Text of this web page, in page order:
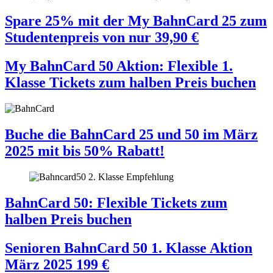
Spare 25% mit der My BahnCard 25 zum
Studentenpreis von nur 39,90 €
My BahnCard 50 Aktion: Flexible 1.
Klasse Tickets zum halben Preis buchen
Buche die BahnCard 25 und 50 im März
2025 mit bis 50% Rabatt!
BahnCard 50: Flexible Tickets zum
halben Preis buchen
Senioren BahnCard 50 1. Klasse Aktion
März 2025 199 €